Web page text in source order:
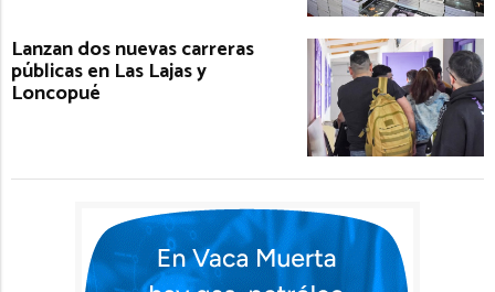
Lanzan dos nuevas carreras
públicas en Las Lajas y
Loncopué